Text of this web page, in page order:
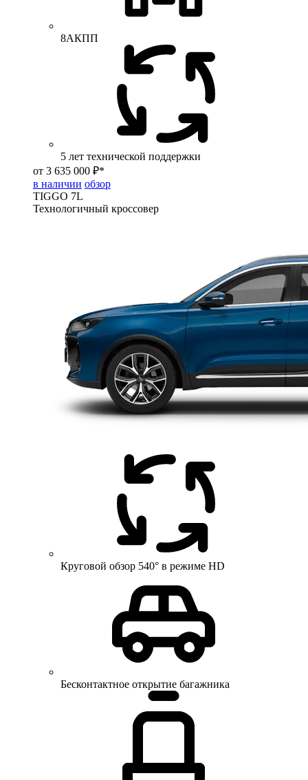
8АКПП
5 лет технической поддержки
от 3 635 000 ₽*
в наличии обзор
TIGGO 7L
Технологичный кроссовер
Круговой обзор 540° в режиме HD
Бесконтактное открытие багажника